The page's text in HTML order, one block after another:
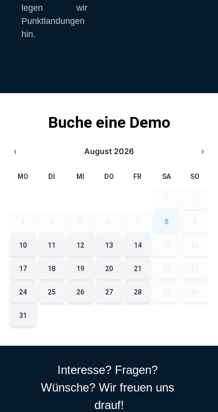
legen wir
Punktlandungen
hin.
Buche eine Demo
‹ August 2026 ›
MO DI MI DO FR SA SO
8
10 11 12 13 14
17 18 19 20 21
24 25 26 27 28
31
Interesse? Fragen?
Wünsche? Wir freuen uns
drauf!